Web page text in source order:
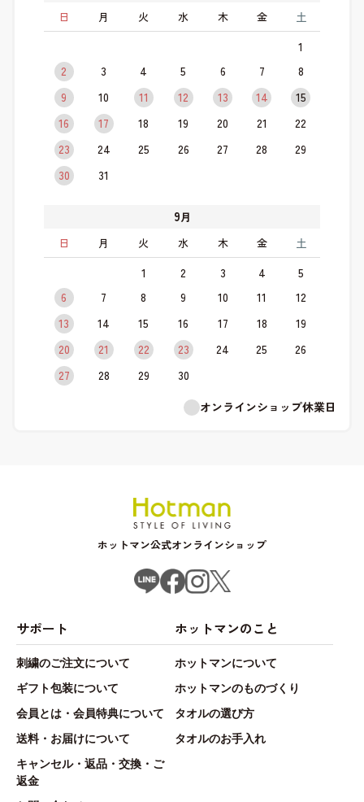
日
月 火 水 木 金 土
1
2
3 4 5 6 7
8
9
10 11 12 13 14
15
16
17 18 19 20 21
22
23
24 25 26 27 28
29
30
31
9月
日
月 火 水 木 金 土
1 2 3 4
5
6
7 8 9 10 11
12
13
14 15 16 17 18
19
20
21 22 23 24 25
26
27
28 29
30
オンラインショップ休業日
ホットマン公式オンラインショップ
サポート
刺繍のご注文について
ギフト包装について
会員とは・会員特典について
送料・お届けについて
キャンセル・返品・交換・ご
返金
ホットマンのこと
ホットマンについて
ホットマンのものづくり
タオルの選び方
タオルのお手入れ